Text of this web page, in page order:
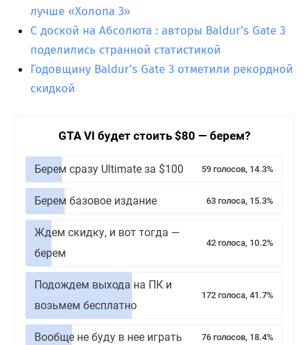
лучше «Холопа 3»
С доской на Абсолюта : авторы Baldur’s Gate 3
поделились странной статистикой
Годовщину Baldur’s Gate 3 отметили рекордной
скидкой
GTA VI будет стоить $80 — берем?
Берем сразу Ultimate за $100 59 голосов, 14.3%
Берем базовое издание 63 голоса, 15.3%
Ждем скидку, и вот тогда —
берем
42 голоса, 10.2%
Подождем выхода на ПК и
возьмем бесплатно
172 голоса, 41.7%
Вообще не буду в нее играть 76 голосов, 18.4%